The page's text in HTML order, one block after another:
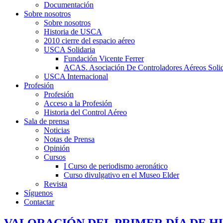
Documentación
Sobre nosotros
Sobre nosotros
Historia de USCA
2010 cierre del espacio aéreo
USCA Solidaria
Fundación Vicente Ferrer
ACAS. Asociación De Controladores Aéreos
USCA Internacional
Profesión
Profesión
Acceso a la Profesión
Historia del Control Aéreo
Sala de prensa
Noticias
Notas de Prensa
Opinión
Cursos
I Curso de periodismo aeronático
Curso divulgativo en el Museo Elder
Revista
Síguenos
Contactar